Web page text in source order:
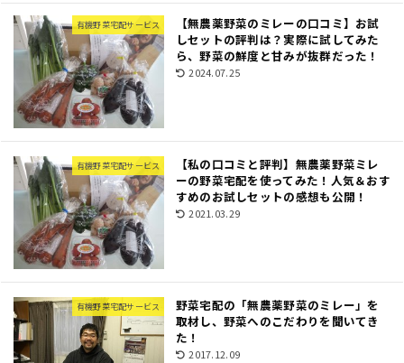
有機野菜宅配サービス
【無農薬野菜のミレーの口コミ】お試
しセットの評判は？実際に試してみた
ら、野菜の鮮度と甘みが抜群だった！
2024.07.25
有機野菜宅配サービス
【私の口コミと評判】無農薬野菜ミレ
ーの野菜宅配を使ってみた！人気＆おす
すめのお試しセットの感想も公開！
2021.03.29
有機野菜宅配サービス
野菜宅配の「無農薬野菜のミレー」を
取材し、野菜へのこだわりを聞いてき
た！
2017.12.09